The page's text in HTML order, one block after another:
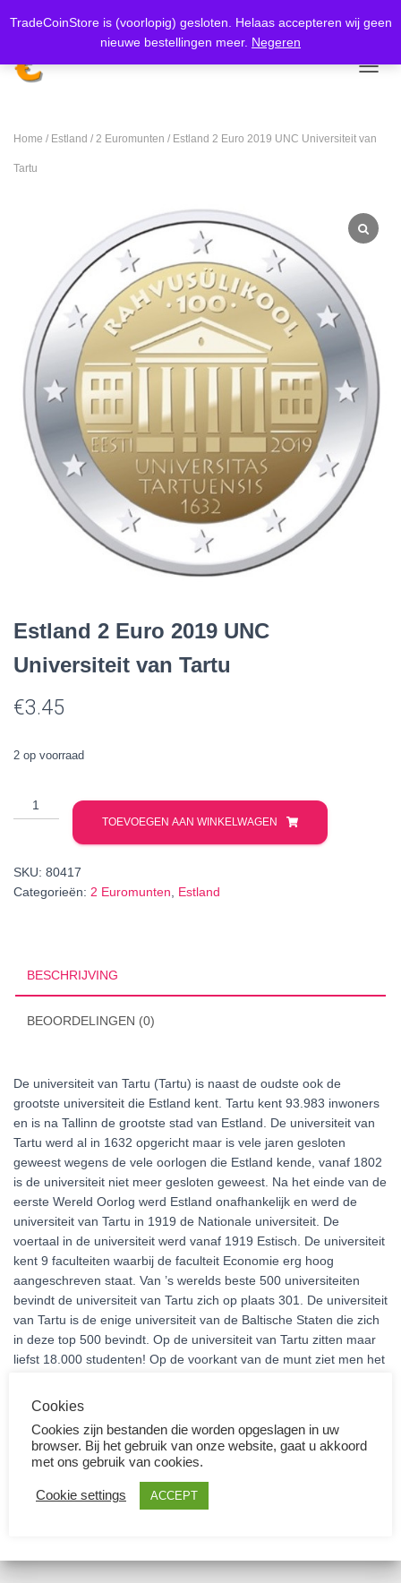
TradeCoinStore is (voorlopig) gesloten. Helaas accepteren wij geen
nieuwe bestellingen meer. Negeren
Koop nu, betaal later metKlarna. Meer weten
Home / Estland / 2 Euromunten / Estland 2 Euro 2019 UNC Universiteit van
Tartu
Estland 2 Euro 2019 UNC
Universiteit van Tartu
€3.45
2 op voorraad
Estland
2
UNC
Universiteit
TOEVOEGEN AAN WINKELWAGEN
SKU: 80417
Categorieën: 2 Euromunten Estland
BESCHRIJVING
BEOORDELINGEN (0)
De universiteit van Tartu (Tartu) is naast de oudste ook de
grootste universiteit die Estland kent. Tartu kent 93.983 inwoners
en is na Tallinn de grootste stad van Estland. De universiteit van
Tartu werd al in 1632 opgericht maar is vele jaren gesloten
geweest wegens de vele oorlogen die Estland kende, vanaf 1802
is de universiteit niet meer gesloten geweest. Na het einde van de
eerste Wereld Oorlog werd Estland onafhankelijk en werd de
universiteit van Tartu in 1919 de Nationale universiteit. De
voertaal in de universiteit werd vanaf 1919 Estisch. De universiteit
kent 9 faculteiten waarbij de faculteit Economie erg hoog
aangeschreven staat. Van ’s werelds beste 500 universiteiten
bevindt de universiteit van Tartu zich op plaats 301. De universiteit
van Tartu is de enige universiteit van de Baltische Staten die zich
in deze top 500 bevindt. Op de universiteit van Tartu zitten maar
liefst 18.000 studenten! Op de voorkant van de munt ziet men het
voertaal al 100 jaar lang Estisch is. Men ziet in het Estisch staan:
TARTUENSIS (universiteit Tartu). Het jaar van oprichting, 1632
wordt onderin weergegeven. Het jaartal van uitgifte (2019) ziet
(Estland).
Cookies
Cookies zijn bestanden die worden opgeslagen in uw
browser. Bij het gebruik van onze website, gaat u akkoord
met ons gebruik van cookies.
Cookie settings ACCEPT